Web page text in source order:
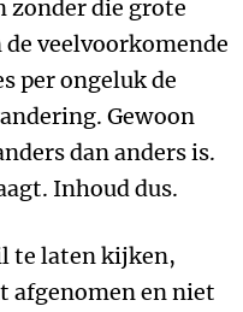
zonder die grote
veelvoorkomende
per ongeluk de
Gewoon
dan anders is.
Inhoud dus.
te laten kijken,
afgenomen en niet